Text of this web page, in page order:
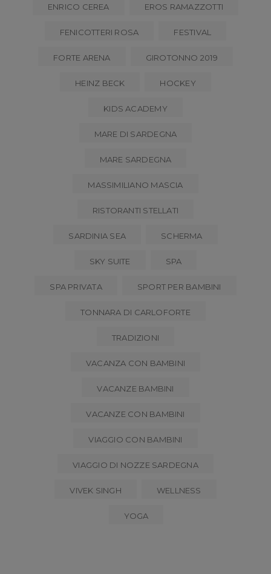
ENRICO CEREA EROS RAMAZZOTTI
FENICOTTERI ROSA FESTIVAL
FORTE ARENA GIROTONNO 2019
HEINZ BECK HOCKEY
KIDS ACADEMY
MARE DI SARDEGNA
MARE SARDEGNA
MASSIMILIANO MASCIA
RISTORANTI STELLATI
SARDINIA SEA SCHERMA
SKY SUITE SPA
SPA PRIVATA SPORT PER BAMBINI
TONNARA DI CARLOFORTE
TRADIZIONI
VACANZA CON BAMBINI
VACANZE BAMBINI
VACANZE CON BAMBINI
VIAGGIO CON BAMBINI
VIAGGIO DI NOZZE SARDEGNA
VIVEK SINGH WELLNESS
YOGA